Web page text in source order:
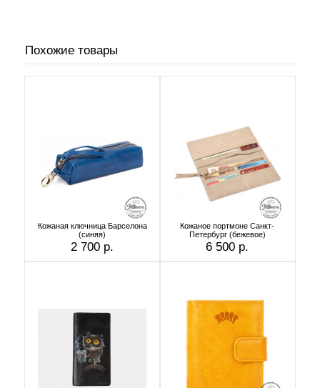
Похожие товары
Кожаная ключница Барселона
(синяя)
2 700 р.
Кожаное портмоне Санкт-
Петербург (бежевое)
6 500 р.